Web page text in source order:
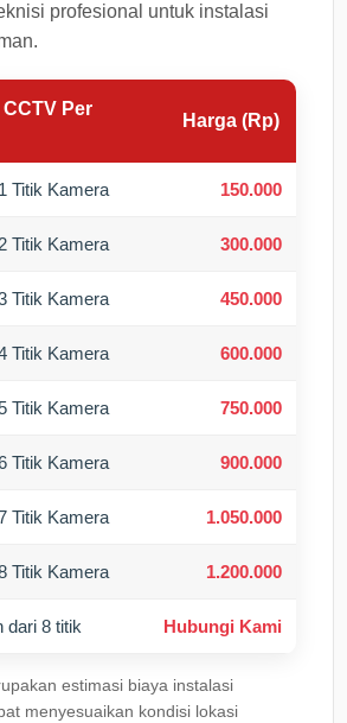
profesional untuk instalasi
Per
Harga (Rp)
Titik Kamera 150.000
Titik Kamera 300.000
Titik Kamera 450.000
Titik Kamera 600.000
Titik Kamera 750.000
Titik Kamera 900.000
Titik Kamera 1.050.000
Titik Kamera 1.200.000
dari 8 titik Hubungi Kami
estimasi biaya instalasi
menyesuaikan kondisi lokasi